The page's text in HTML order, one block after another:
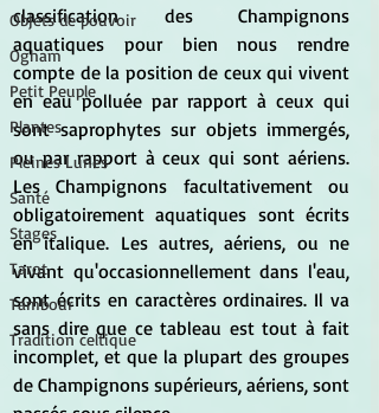
Objets de pouvoir
Ogham
Petit Peuple
Plantes
Pleines Lunes
Santé
Stages
Tarot
Tambour
Tradition celtique
classification des Champignons
aquatiques pour bien nous rendre
compte de la position de ceux qui vivent
en eau polluée par rapport à ceux qui
sont saprophytes sur objets immergés,
ou par rapport à ceux qui sont aériens.
Les Champignons facultativement ou
obligatoirement aquatiques sont écrits
en italique. Les autres, aériens, ou ne
vivant qu'occasionnellement dans l'eau,
sont écrits en caractères ordinaires. Il va
sans dire que ce tableau est tout à fait
incomplet, et que la plupart des groupes
de Champignons supérieurs, aériens, sont